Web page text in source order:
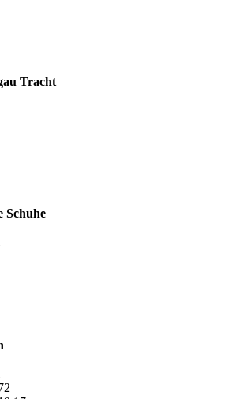
Tracht
Schuhe